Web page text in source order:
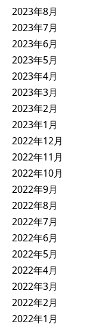
2023年8月
2023年7月
2023年6月
2023年5月
2023年4月
2023年3月
2023年2月
2023年1月
2022年12月
2022年11月
2022年10月
2022年9月
2022年8月
2022年7月
2022年6月
2022年5月
2022年4月
2022年3月
2022年2月
2022年1月